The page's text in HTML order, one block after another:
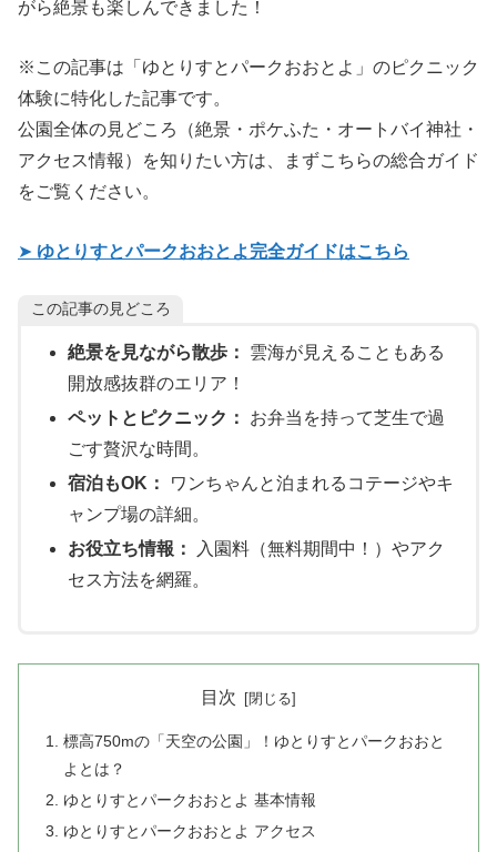
がら絶景も楽しんできました！
※この記事は「ゆとりすとパークおおとよ」のピクニック
体験に特化した記事です。
公園全体の見どころ（絶景・ポケふた・オートバイ神社・
アクセス情報）を知りたい方は、まずこちらの総合ガイド
をご覧ください。
➤ ゆとりすとパークおおとよ完全ガイドはこちら
この記事の見どころ
絶景を見ながら散歩：
雲海が見えることもある
開放感抜群のエリア！
ペットとピクニック：
お弁当を持って芝生で過
ごす贅沢な時間。
宿泊もOK：
ワンちゃんと泊まれるコテージやキ
ャンプ場の詳細。
お役立ち情報：
入園料（無料期間中！）やアク
セス方法を網羅。
目次
標高750mの「天空の公園」！ゆとりすとパークおおと
よとは？
ゆとりすとパークおおとよ 基本情報
ゆとりすとパークおおとよ アクセス